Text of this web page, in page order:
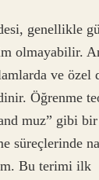
genellikle
olmayabilir.
ve özel
Öğrenme
muz” gibi bir
süreçlerinde
Bu terimi ilk